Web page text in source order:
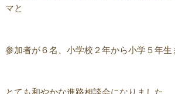
マと
参加者が６名、小学校２年から小学５年生